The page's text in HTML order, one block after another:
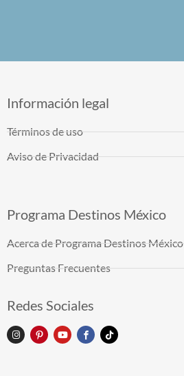
Información legal
Términos de uso
Aviso de Privacidad
Programa Destinos México
Acerca de Programa Destinos México
Preguntas Frecuentes
Redes Sociales